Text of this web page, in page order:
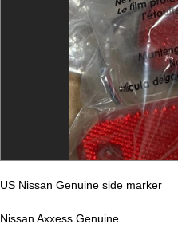
US Nissan Genuine side marker
Nissan Axxess Genuine